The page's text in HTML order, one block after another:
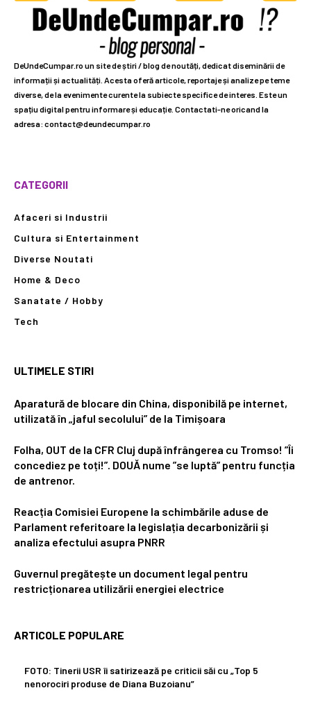
DeUndeCumpar.ro un site de știri / blog de noutăți, dedicat diseminării de
informații și actualități. Acesta oferă articole, reportaje și analize pe teme
diverse, de la evenimente curente la subiecte specifice de interes. Este un
spațiu digital pentru informare și educație. Contactati-ne oricand la
adresa: contact@deundecumpar.ro
CATEGORII
Afaceri si Industrii
Cultura si Entertainment
Diverse Noutati
Home & Deco
Sanatate / Hobby
Tech
ULTIMELE STIRI
Aparatură de blocare din China, disponibilă pe internet,
utilizată în „jaful secolului” de la Timișoara
Folha, OUT de la CFR Cluj după înfrângerea cu Tromso! ”Îi
concediez pe toți!”. DOUĂ nume ”se luptă” pentru funcția
de antrenor.
Reacția Comisiei Europene la schimbările aduse de
Parlament referitoare la legislația decarbonizării și
analiza efectului asupra PNRR
Guvernul pregătește un document legal pentru
restricționarea utilizării energiei electrice
ARTICOLE POPULARE
FOTO: Tinerii USR îi satirizează pe criticii săi cu „Top 5
nenorociri produse de Diana Buzoianu”